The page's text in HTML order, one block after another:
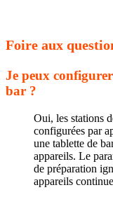
Foire aux
Je peux
bar ?
Oui, les stations
configurées par
une tablette de
appareils. Le
de préparation
appareils